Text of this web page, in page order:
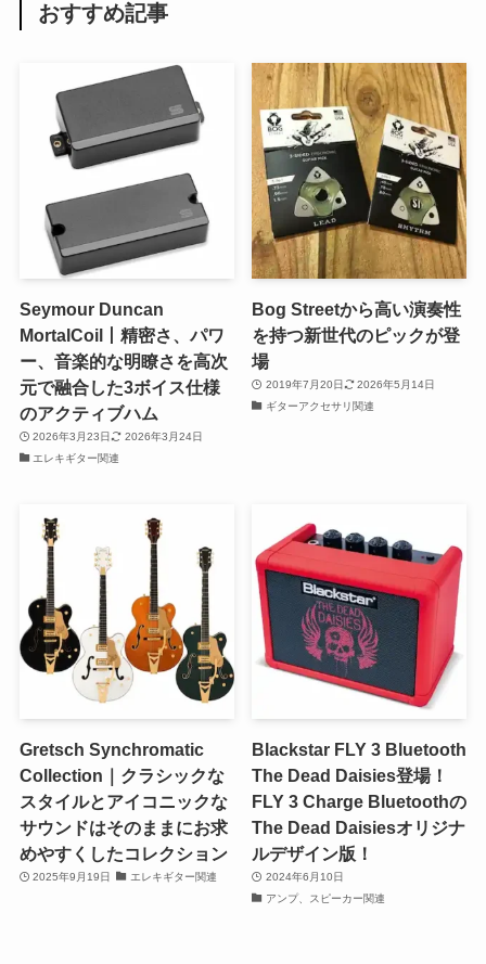
おすすめ記事
Seymour Duncan
MortalCoil丨精密さ、パワ
ー、音楽的な明瞭さを高次
元で融合した3ボイス仕様
のアクティブハム
2026年3月23日
2026年3月24日
エレキギター関連
Bog Streetから高い演奏性
を持つ新世代のピックが登
場
2019年7月20日
2026年5月14日
ギターアクセサリ関連
Gretsch Synchromatic
Collection｜クラシックな
スタイルとアイコニックな
サウンドはそのままにお求
めやすくしたコレクション
2025年9月19日 エレキギター関連
Blackstar FLY 3 Bluetooth
The Dead Daisies登場！
FLY 3 Charge Bluetoothの
The Dead Daisiesオリジナ
ルデザイン版！
2024年6月10日
アンプ、スピーカー関連